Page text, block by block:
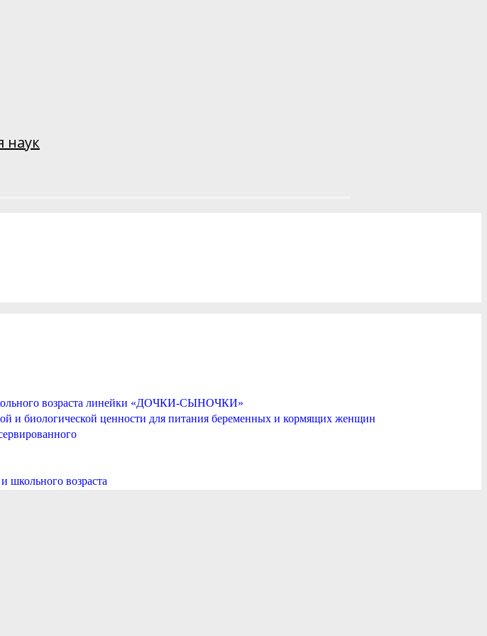
наук
возраста линейки «ДОЧКИ-СЫНОЧКИ»
и биологической ценности для питания беременных и кормящих женщин
школьного возраста